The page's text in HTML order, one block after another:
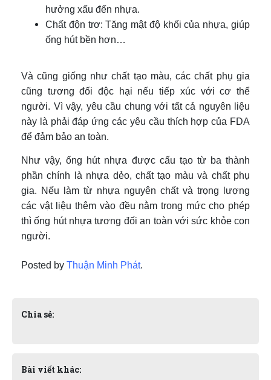
hưởng xấu đến nhựa.
Chất độn trơ: Tăng mật độ khối của nhựa, giúp
ống hút bền hơn…
Và cũng giống như chất tạo màu, các chất phụ gia
cũng tương đối độc hại nếu tiếp xúc với cơ thể
người. Vì vậy, yêu cầu chung với tất cả nguyên liệu
này là phải đáp ứng các yêu cầu thích hợp của FDA
để đảm bảo an toàn.
Như vậy, ống hút nhựa được cấu tạo từ ba thành
phần chính là nhựa dẻo, chất tạo màu và chất phụ
gia. Nếu làm từ nhựa nguyên chất và trọng lượng
các vật liệu thêm vào đều nằm trong mức cho phép
thì ống hút nhựa tương đối an toàn với sức khỏe con
người.
Posted by Thuận Minh Phát.
Chia sẻ:
Bài viết khác: